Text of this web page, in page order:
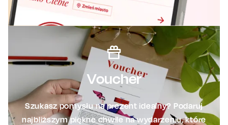
Voucher
Szukasz pomysłu na prezent idealny? Podaruj
najbliższym piękne chwile na wydarzeniu, które